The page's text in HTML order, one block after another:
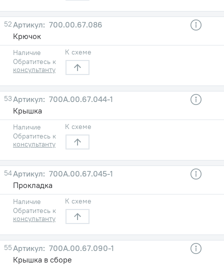
52
700.00.67.086
Крючок
Наличие
Обратитесь к
консультанту
К схеме
53
700А.00.67.044-1
Крышка
Наличие
Обратитесь к
консультанту
К схеме
54
700А.00.67.045-1
Прокладка
Наличие
Обратитесь к
консультанту
К схеме
55
700А.00.67.090-1
Крышка в сборе